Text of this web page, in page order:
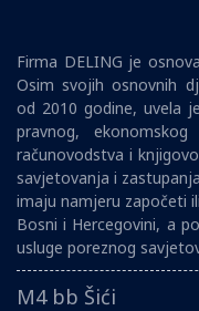
Firma DELING je
Osim svojih osnovnih
od 2010 godine, uvela
pravnog,
računovodstva i
savjetovanja i
imaju namjeru započeti
Bosni i Hercegovini, a
usluge poreznog
M4 bb Šići